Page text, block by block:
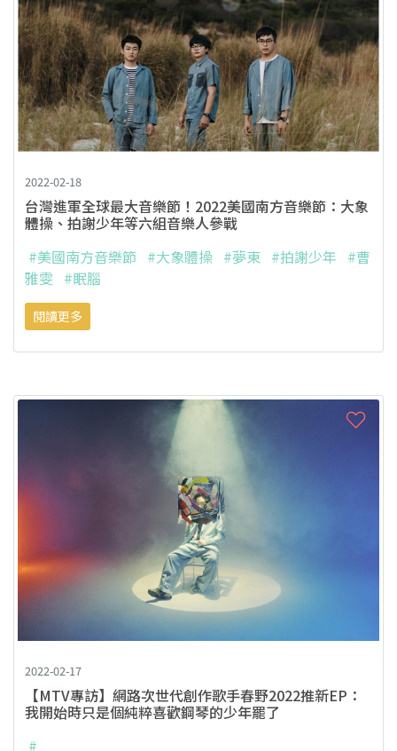
2022-02-18
台灣進軍全球最大音樂節！2022美國南方音樂節：大象
體操、拍謝少年等六組音樂人參戰
#美國南方音樂節 #大象體操 #夢東 #拍謝少年 #曹
雅雯 #眠腦
閱讀更多
2022-02-17
【MTV專訪】網路次世代創作歌手春野2022推新EP：
我開始時只是個純粹喜歡鋼琴的少年罷了
#